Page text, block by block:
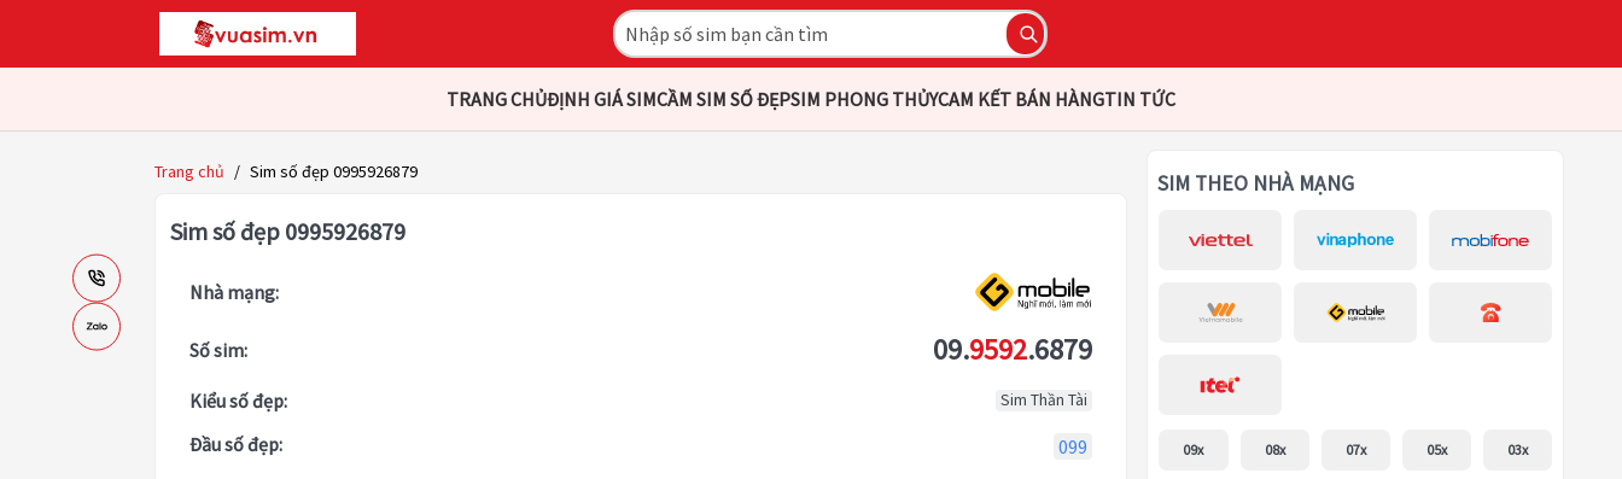
TRANG CHỦĐỊNH GIÁ SIMCẦM SIM SỐ ĐẸPSIM PHONG THỦYCAM KẾT BÁN HÀNGTIN TỨC
Trang chủ / Sim số đẹp 0995926879
Sim số đẹp 0995926879
Nhà mạng:
Số sim: 09.9592.6879
Kiểu số đẹp: Sim Thần Tài
Đầu số đẹp:
099
SIM THEO NHÀ MẠNG
09x 08x 07x 05x 03x